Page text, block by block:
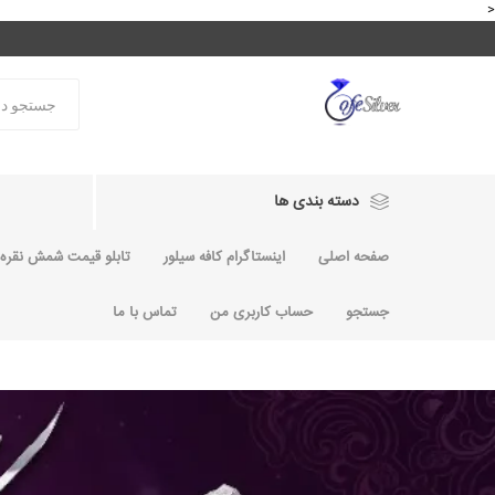
<
دسته بندی ها
صفحه اصلی اینستاگرام کافه سیلور تابلو قیمت شمش نقره
جستجو حساب کاربری من تماس با ما